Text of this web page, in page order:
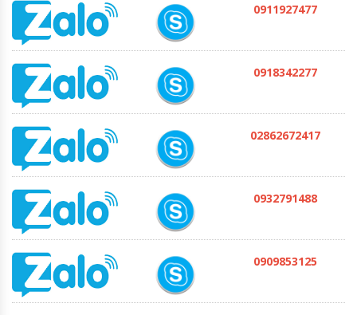
Sơn ngoại thất Kansai WeatherCoat DC10
Liên hệ
0911927477
0918342277
02862672417
0932791488
0909853125